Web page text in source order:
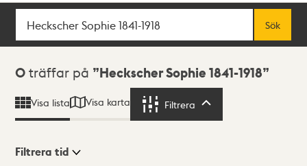
Sök
Sök
Sökresultat
0 träffar på Heckscher Sophie 1841-1918
Visa lista Visa karta Filtrera
Filtrera tid